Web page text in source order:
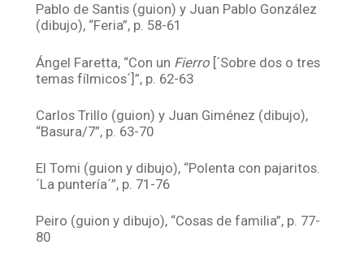
Pablo de Santis (guion) y Juan Pablo González
(dibujo), “Feria”, p. 58-61
Ángel Faretta, “Con un Fierro [´Sobre dos o tres
temas fílmicos´]”, p. 62-63
Carlos Trillo (guion) y Juan Giménez (dibujo),
“Basura/7”, p. 63-70
El Tomi (guion y dibujo), “Polenta con pajaritos.
´La puntería´”, p. 71-76
Peiro (guion y dibujo), “Cosas de familia”, p. 77-
80